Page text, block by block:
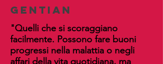
gentian
"Quelli che si scoraggiano
facilmente. Possono fare buoni
progressi nella malattia o negli
affari della vita quotidiana, ma